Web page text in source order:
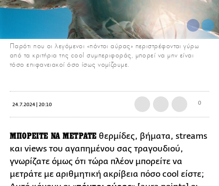
Παρότι που οι λεγόμενοι «πόντοι αύρας» περιστρέφονται γύρω
από τα κριτήρια της cool συμπεριφοράς, μπορεί να μην είναι
τόσο επιφανειακοί όσο ίσως νομίζουμε.
24.7.2024 | 20:10 0
ΜΠΟΡΕΙΤΕ ΝΑ ΜΕΤΡΑΤΕ θερμίδες, βήματα, streams
και views του αγαπημένου σας τραγουδιού,
γνωρίζατε όμως ότι τώρα πλέον μπορείτε να
μετράτε με αριθμητική ακρίβεια πόσο cool είστε;